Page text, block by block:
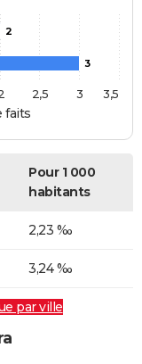
faits
2
3
2,5 3 3,5
Pour 1 000
habitants
2,23 ‰
3,24 ‰
par ville